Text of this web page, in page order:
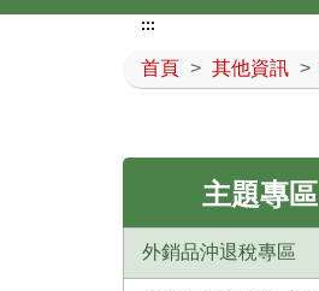
首頁 > 其他資訊 >
:::
主題專區
外銷品沖退稅專區